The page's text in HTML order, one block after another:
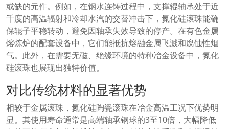
或缺的元件。例如，在钢水连铸过程中，支撑辊轴承处于近
千度的高温辐射和冷却水汽的交替冲击下，氮化硅滚珠能确
保辊子平稳转动，避免因轴承失效导致的停产。在有色金属
熔炼炉的配套设备中，它们能抵抗熔融金属飞溅和腐蚀性烟
气。此外，在需要无磁、绝缘环境的特种冶金设备中，氮化
硅滚珠也展现出独特价值。
对比传统材料的显著优势
相较于金属滚珠，氮化硅陶瓷滚珠在冶金高温工况下优势明
显。其使用寿命通常是高端轴承钢球的3至10倍，大幅降低